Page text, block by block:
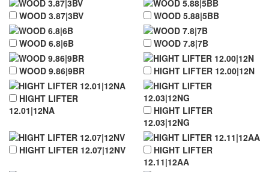
WOOD 3.87|3BV WOOD 5.88|5BB
WOOD 6.8|6B WOOD 7.8|7B
WOOD 9.86|9BR HIGHT LIFTER 12.00|12N
HIGHT LIFTER
12.01|12NA
HIGHT LIFTER
12.03|12NG
HIGHT LIFTER 12.07|12NV
HIGHT LIFTER
12.11|12AA